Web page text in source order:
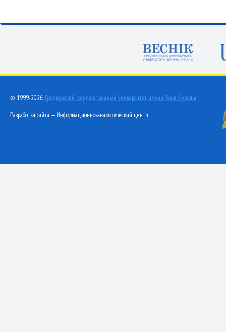
© 1999-2026, Гродненский государственный университет имени Янки Купалы
Разработка сайта — Информационно-аналитический центр